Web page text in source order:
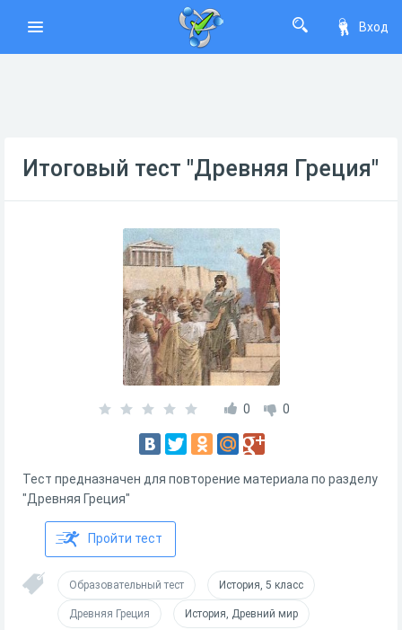
Вход
Итоговый тест "Древняя Греция"
0 0
Тест предназначен для повторение материала по разделу
"Древняя Греция"
Пройти тест
Образовательный тест История, 5 класс
Древняя Греция История, Древний мир